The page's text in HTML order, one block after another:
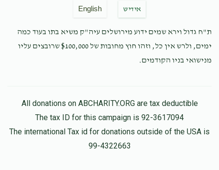
Rivka Rubinfeldאברהם יהושע רובינפעלד
a rubinfeld
English אידיש
ת"ח גדול וירא שמים ידוע מירושלים עיה"ק משיא בתו בעוד כמה
ימים, ולרש אין כל, וזהו חוץ מחובות של $100,000 שרובצים עליו
מנישואי בניו הקודמים.
All donations on ABCHARITY.ORG are tax deductible
The tax ID for this campaign is 92-3617094
The international Tax id for donations outside of the USA is
99-4322663